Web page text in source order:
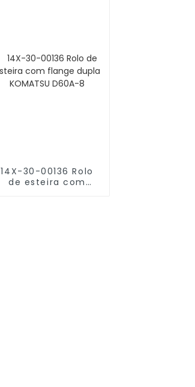
14X-30-00136 Rolo
de esteira com